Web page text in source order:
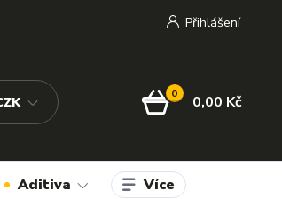
Přihlášení
0 0,00 Kč
Aditiva Více